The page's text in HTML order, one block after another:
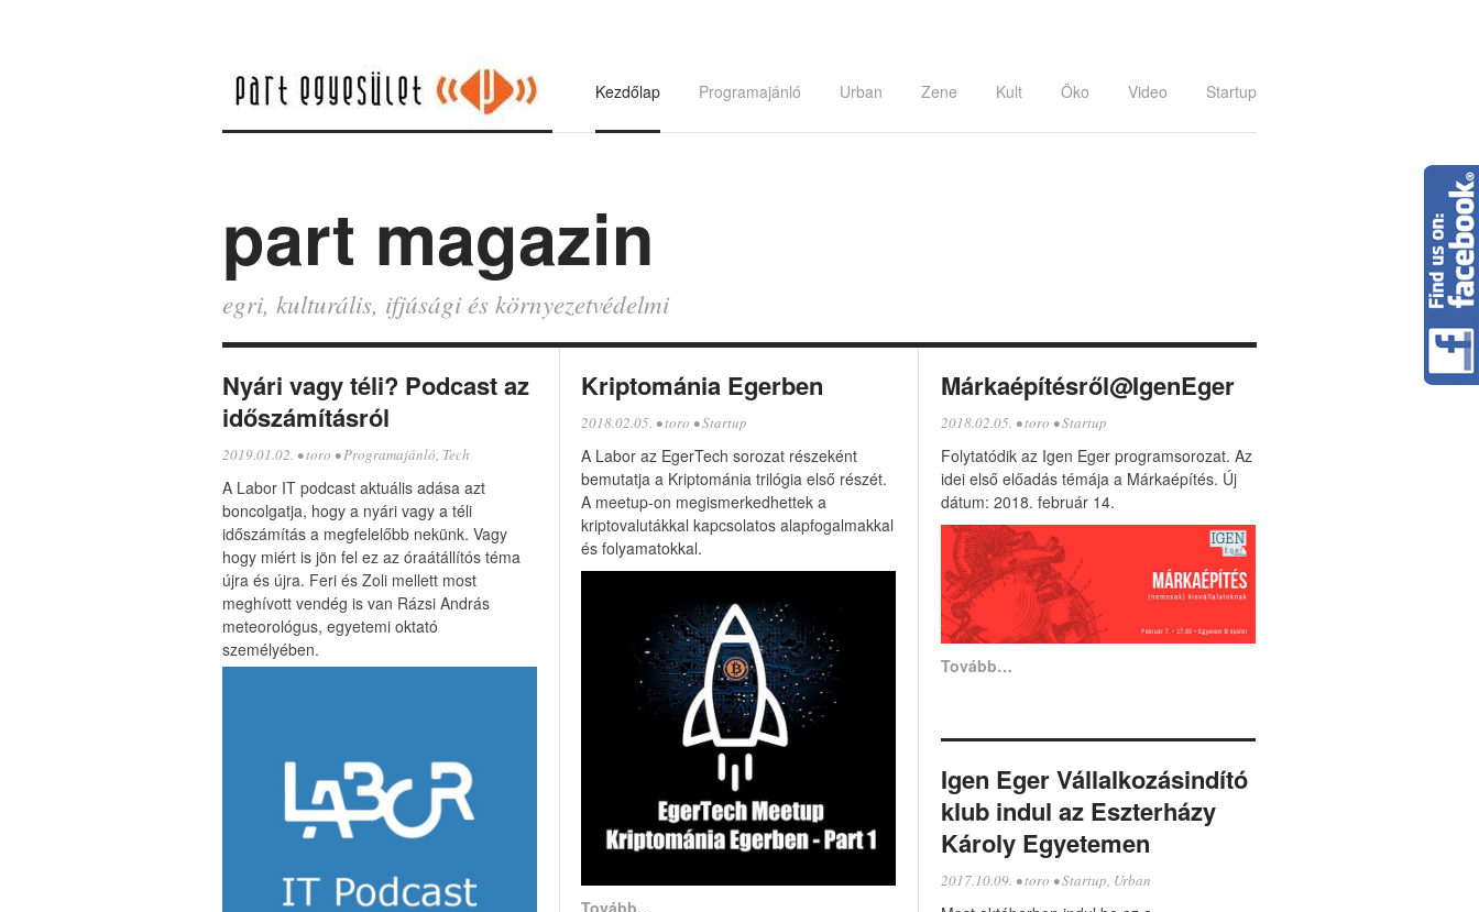
Kezdőlap Programajánló Urban Zene Kult Öko Video Startup
part magazin
egri, kulturális, ifjúsági és környezetvédelmi
Nyári vagy téli? Podcast az
időszámításról
2019.01.02. •toro •Programajánló, Tech
A Labor IT podcast aktuális adása azt
boncolgatja, hogy a nyári vagy a téli
időszámítás a megfelelőbb nekünk. Vagy
hogy miért is jön fel ez az óraátállítós téma
újra és újra. Feri és Zoli mellett most
meghívott vendég is van Rázsi András
meteorológus, egyetemi oktató
személyében.
Kriptománia Egerben
2018.02.05. •toro •Startup
A Labor az EgerTech sorozat részeként
bemutatja a Kriptománia trilógia első részét.
A meetup-on megismerkedhettek a
kriptovalutákkal kapcsolatos alapfogalmakkal
és folyamatokkal.
Márkaépítésről@IgenEger
2018.02.05. •toro •Startup
Folytatódik az Igen Eger programsorozat. Az
idei első előadás témája a Márkaépítés. Új
dátum: 2018. február 14.
Tovább…
Igen Eger Vállalkozásindító
klub indul az Eszterházy
Károly Egyetemen
2017.10.09. •toro •Startup, Urban